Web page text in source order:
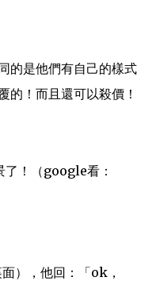
的是他們有自己的樣式
的！而且還可以殺價！
了！（google看：
），他回：「ok，